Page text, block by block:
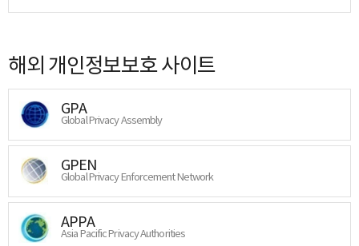
해외 개인정보보호 사이트
GPA
Global Privacy Assembly
GPEN
Global Privacy Enforcement Network
APPA
Asia Pacific Privacy Authorities